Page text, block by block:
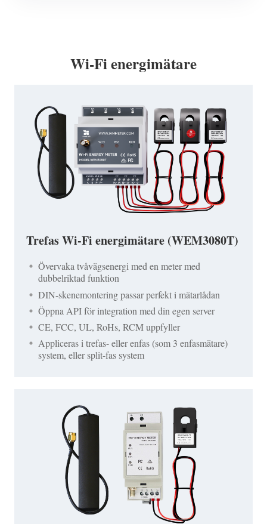
Wi-Fi energimätare
Trefas Wi-Fi energimätare (WEM3080T)
Övervaka tvåvägsenergi med en meter med
dubbelriktad funktion
DIN-skenemontering passar perfekt i mätarlådan
Öppna API för integration med din egen server
CE, FCC, UL, RoHs, RCM uppfyller
Appliceras i trefas- eller enfas (som 3 enfasmätare)
system, eller split-fas system